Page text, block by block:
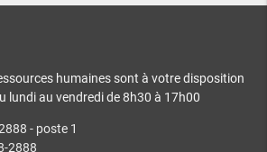
humaines sont à votre disposition
lundi au vendredi de 8h30 à 17h00
- poste 1
2888